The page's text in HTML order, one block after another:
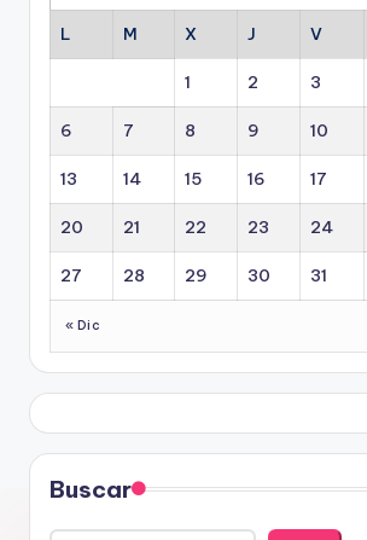
L M X J V
1 2 3
6 7 8 9 10
13 14 15 16 17
20 21 22 23 24
27 28 29 30 31
« Dic
Buscar